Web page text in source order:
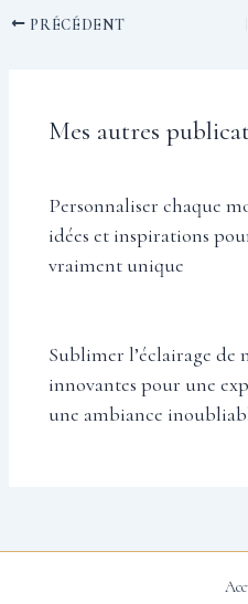
PRÉCÉDENT
Mes autres
Personnaliser chaque
idées et inspirations
vraiment unique
Sublimer l’éclairage de
innovantes pour une
une ambiance